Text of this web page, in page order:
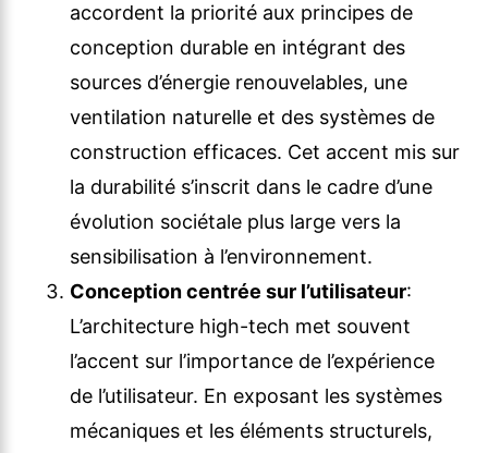
accordent la priorité aux principes de
conception durable en intégrant des
sources d’énergie renouvelables, une
ventilation naturelle et des systèmes de
construction efficaces. Cet accent mis sur
la durabilité s’inscrit dans le cadre d’une
évolution sociétale plus large vers la
sensibilisation à l’environnement.
Conception centrée sur l’utilisateur:
L’architecture high-tech met souvent
l’accent sur l’importance de l’expérience
de l’utilisateur. En exposant les systèmes
mécaniques et les éléments structurels,